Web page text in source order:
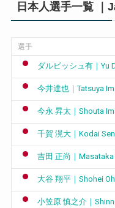
日本人選手一覧 ｜
選手
ダルビッシュ有｜Yu
今井達也｜Tatsuya
今永 昇太｜Shouta
千賀 滉大｜Kodai
吉田 正尚｜
大谷 翔平｜Shohei
小笠原 慎之介｜